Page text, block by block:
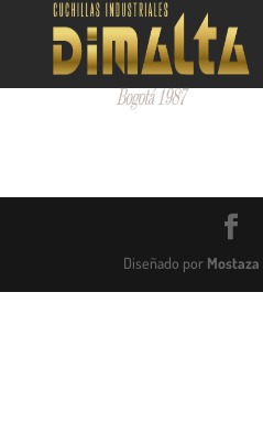
Diseñado por Mostaza